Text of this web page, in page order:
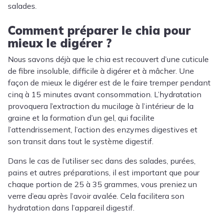
salades.
Comment préparer le chia pour
mieux le digérer ?
Nous savons déjà que le chia est recouvert d’une cuticule
de fibre insoluble, difficile à digérer et à mâcher. Une
façon de mieux le digérer est de le faire tremper pendant
cinq à 15 minutes avant consommation. L’hydratation
provoquera l’extraction du mucilage à l’intérieur de la
graine et la formation d’un gel, qui facilite
l’attendrissement, l’action des enzymes digestives et
son transit dans tout le système digestif.
Dans le cas de l’utiliser sec dans des salades, purées,
pains et autres préparations, il est important que pour
chaque portion de 25 à 35 grammes, vous preniez un
verre d’eau après l’avoir avalée. Cela facilitera son
hydratation dans l’appareil digestif.